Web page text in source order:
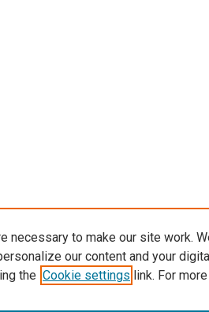
necessary to make our site work.
our content and your
the Cookie settings link. For